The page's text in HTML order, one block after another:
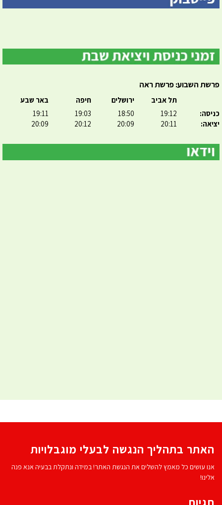
פרשת השבוע: פרשת ראה
כניסה:
יציאה:
תל אביב
19:12
20:11
ירושלים
18:50
20:09
חיפה
19:03
20:12
באר שבע
19:11
20:09
האתר בתהליך הנגשה לבעלי מוגבלויות
אנו עושים כל מאמץ להשלים את הנגשת האתר! במידה ונתקלת בבעיה אנא פנה
אלינו!